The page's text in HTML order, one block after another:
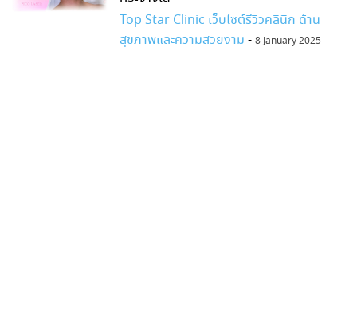
Top Star Clinic เว็บไซต์รีวิวคลินิก ด้าน
สุขภาพและความสวยงาม - 8 January 2025